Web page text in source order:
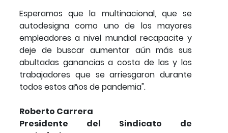
Esperamos que la multinacional, que se
autodesigna como uno de los mayores
empleadores a nivel mundial recapacite y
deje de buscar aumentar aún más sus
abultadas ganancias a costa de las y los
trabajadores que se arriesgaron durante
todos estos años de pandemia".
Roberto Carrera
Presidente del Sindicato de